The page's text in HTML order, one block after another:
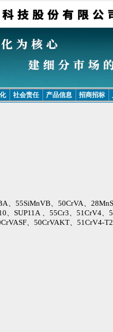
社会责任 产品信息 招商招标
、55SiMnVB、50CrVA、
、SUP11A 、55Cr3、51CrV4
、50CrVAKT、51CrV4-